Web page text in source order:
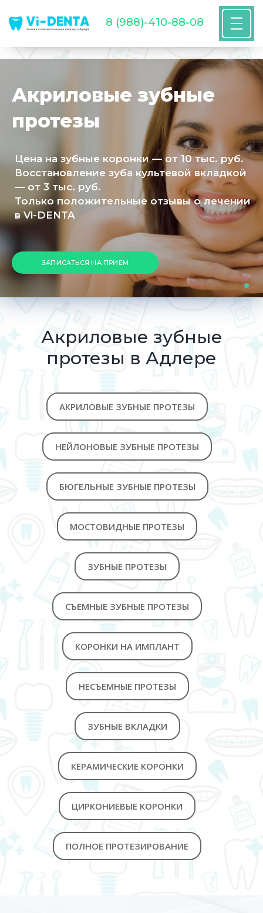
8 (988)-410-88-08
Акриловые зубные
протезы
Цена на зубные коронки — от 10 тыс. руб.
Восстановление зуба культевой вкладкой
— от 3 тыс. руб.
Только положительные отзывы о лечении
в Vi-DENTA
ЗАПИСАТЬСЯ НА ПРИЕМ
Акриловые зубные
протезы в Адлере
АКРИЛОВЫЕ ЗУБНЫЕ ПРОТЕЗЫ
НЕЙЛОНОВЫЕ ЗУБНЫЕ ПРОТЕЗЫ
БЮГЕЛЬНЫЕ ЗУБНЫЕ ПРОТЕЗЫ
МОСТОВИДНЫЕ ПРОТЕЗЫ
ЗУБНЫЕ ПРОТЕЗЫ
СЪЕМНЫЕ ЗУБНЫЕ ПРОТЕЗЫ
КОРОНКИ НА ИМПЛАНТ
НЕСЪЕМНЫЕ ПРОТЕЗЫ
ЗУБНЫЕ ВКЛАДКИ
КЕРАМИЧЕСКИЕ КОРОНКИ
ЦИРКОНИЕВЫЕ КОРОНКИ
ПОЛНОЕ ПРОТЕЗИРОВАНИЕ